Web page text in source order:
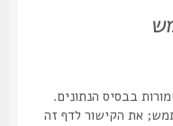
בבסיס הנתונים.
הקישור לדף זה